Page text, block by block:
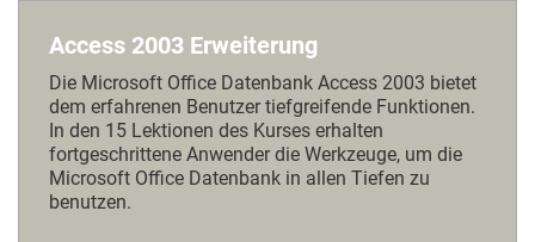
Access 2003 Erweiterung
Die Microsoft Office Datenbank Access 2003 bietet
dem erfahrenen Benutzer tiefgreifende Funktionen.
In den 15 Lektionen des Kurses erhalten
fortgeschrittene Anwender die Werkzeuge, um die
Microsoft Office Datenbank in allen Tiefen zu
benutzen.